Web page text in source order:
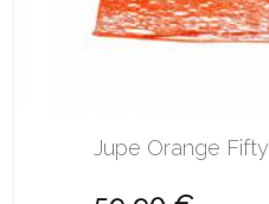
Jupe Orange Fifty